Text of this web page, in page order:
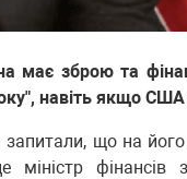
має зброю та
навіть якщо США
що на
фінансів